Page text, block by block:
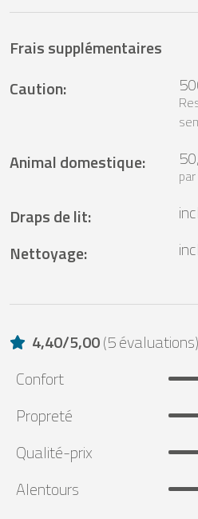
Frais supplémentaires
Caution:
Animal domestique:
Draps de lit:
Nettoyage:
4,40/5,00(5 évaluations)
Confort
Propreté
Qualité-prix
Alentours